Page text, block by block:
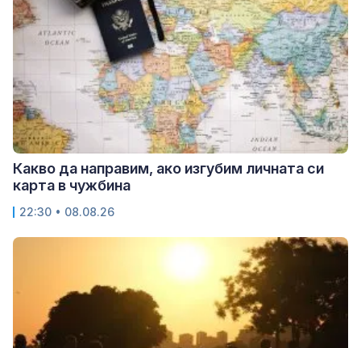
Какво да направим, ако изгубим личната си
карта в чужбина
22:30 • 08.08.26